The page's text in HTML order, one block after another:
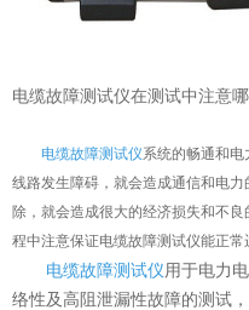
电缆故障测试仪在测试中注意
电缆故障测试仪系统的畅通和
线路发生障碍，就会造成通信和电
除，就会造成很大的经济损失和不
程中注意保证电缆故障测试仪能正常
电缆故障测试仪用于电力
络性及高阻泄漏性故障的测试